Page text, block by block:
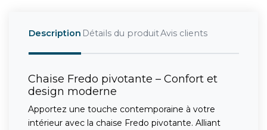
Description Détails du produitAvis clients
Chaise Fredo pivotante – Confort et
design moderne
Apportez une touche contemporaine à votre
intérieur avec la chaise Fredo pivotante. Alliant